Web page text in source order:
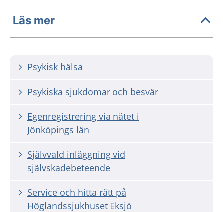
Läs mer
Psykisk hälsa
Psykiska sjukdomar och besvär
Egenregistrering via nätet i
Jönköpings län
Självvald inläggning vid
självskadebeteende
Service och hitta rätt på
Höglandssjukhuset Eksjö